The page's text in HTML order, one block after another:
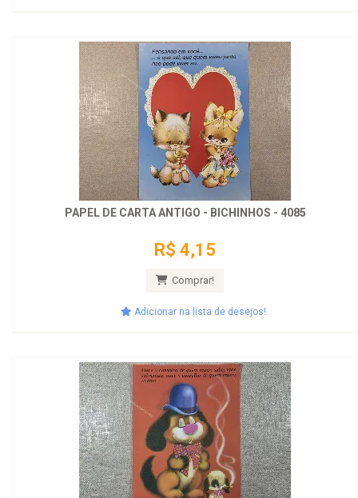
PAPEL DE CARTA ANTIGO - BICHINHOS - 4085
R$ 4,15
Comprar!
Adicionar na lista de desejos!